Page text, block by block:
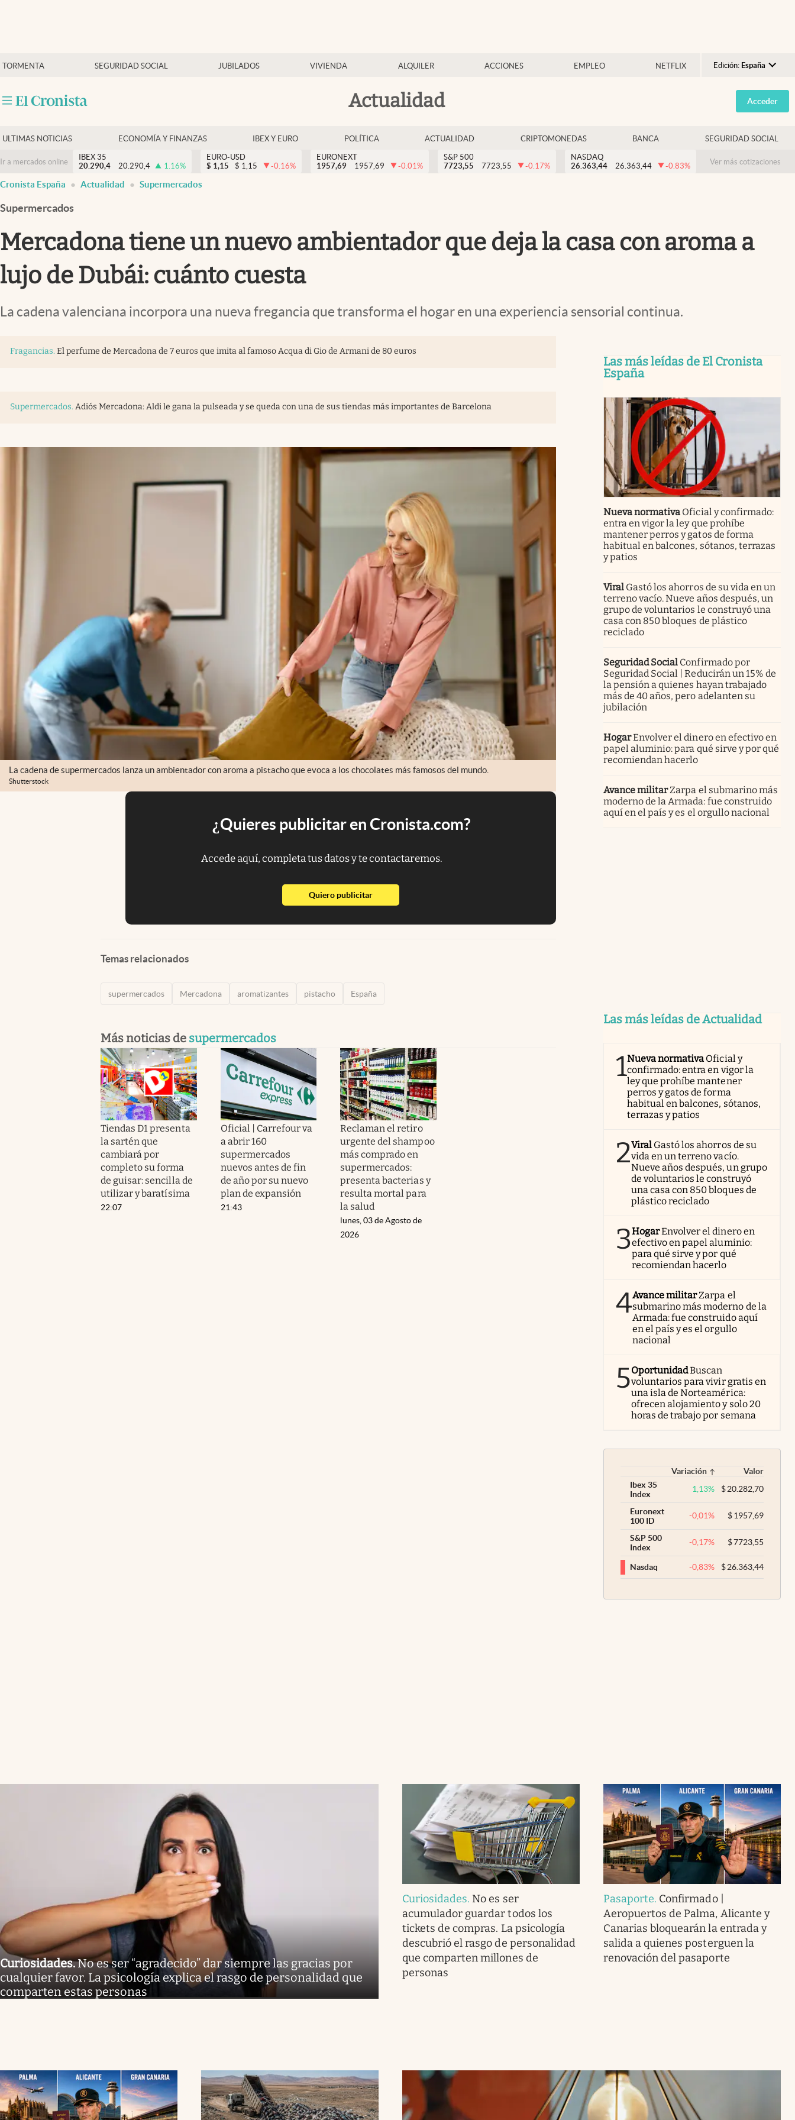
TORMENTA SEGURIDAD SOCIAL JUBILADOS VIVIENDA ALQUILER ACCIONES EMPLEO NETFLIX Edición: España
Argentina
España
USA
Colombia
Actualidad
Economía y finanzas
Criptomonedas
Acceder
ULTIMAS NOTICIAS ECONOMÍA Y FINANZAS IBEX Y EURO POLÍTICA ACTUALIDAD CRIPTOMONEDAS BANCA SEGURIDAD SOCIAL
Ir a mercados online
IBEX 35
20.290,4
20.290,4 1.16%
EURO-USD
$ 1,15 $ 1,15 -0.16%
EURONEXT
1957,69
1957,69 -0.01%
S&P 500
7723,55
7723,55 -0.17%
NASDAQ
26.363,44
26.363,44 -0.83% Ver más cotizaciones
Cronista España Actualidad Supermercados
Supermercados
Mercadona tiene un nuevo ambientador que deja la casa con aroma a
lujo de Dubái: cuánto cuesta
La cadena valenciana incorpora una nueva fregancia que transforma el hogar en una experiencia sensorial continua.
Fragancias. El perfume de Mercadona de 7 euros que imita al famoso Acqua di Gio de Armani de 80 euros
Supermercados. Adiós Mercadona: Aldi le gana la pulseada y se queda con una de sus tiendas más importantes de Barcelona
La cadena de supermercados lanza un ambientador con aroma a pistacho que evoca a los chocolates más famosos del mundo.
Shutterstock
¿Quieres publicitar en Cronista.com?
Accede aquí, completa tus datos y te contactaremos.
Quiero publicitarabre en nueva pestaña
Temas relacionados
supermercados Mercadona aromatizantes pistacho España
Más noticias de supermercados
Tiendas D1 presenta
la sartén que
cambiará por
completo su forma
de guisar: sencilla de
utilizar y baratísima
22:07
Oficial | Carrefour va
a abrir 160
supermercados
nuevos antes de fin
de año por su nuevo
plan de expansión
21:43
Reclaman el retiro
urgente del shampoo
más comprado en
supermercados:
presenta bacterias y
resulta mortal para
la salud
lunes, 03 de Agosto de
2026
Las más leídas de El Cronista
España
Nueva normativa Oficial y confirmado:
entra en vigor la ley que prohíbe
mantener perros y gatos de forma
habitual en balcones, sótanos, terrazas
y patios
Viral Gastó los ahorros de su vida en un
terreno vacío. Nueve años después, un
grupo de voluntarios le construyó una
casa con 850 bloques de plástico
reciclado
Seguridad Social Confirmado por
Seguridad Social | Reducirán un 15% de
la pensión a quienes hayan trabajado
más de 40 años, pero adelanten su
jubilación
HogarEnvolver el dinero en efectivo en
papel aluminio: para qué sirve y por qué
recomiendan hacerlo
Avance militarZarpa el submarino más
moderno de la Armada: fue construido
aquí en el país y es el orgullo nacional
Las más leídas de Actualidad
1Nueva normativa Oficial y
confirmado: entra en vigor la
ley que prohíbe mantener
perros y gatos de forma
habitual en balcones, sótanos,
terrazas y patios
2Viral Gastó los ahorros de su
vida en un terreno vacío.
Nueve años después, un grupo
de voluntarios le construyó
una casa con 850 bloques de
plástico reciclado
3HogarEnvolver el dinero en
efectivo en papel aluminio:
para qué sirve y por qué
recomiendan hacerlo
4Avance militarZarpa el
submarino más moderno de la
Armada: fue construido aquí
en el país y es el orgullo
nacional
5OportunidadBuscan
voluntarios para vivir gratis en
una isla de Norteamérica:
ofrecen alojamiento y solo 20
horas de trabajo por semana
Variación
Valor
Ibex 35
Index
1,13% $20.282,70
Euronext
100 ID
-0,01% $1957,69
S&P 500
Index
-0,17% $7723,55
Nasdaq -0,83% $26.363,44
Curiosidades.No es ser “agradecido” dar siempre las gracias por
cualquier favor. La psicología explica el rasgo de personalidad que
comparten estas personas
Curiosidades. No es ser
acumulador guardar todos los
tickets de compras. La psicología
descubrió el rasgo de personalidad
que comparten millones de
personas
Pasaporte. Confirmado |
Aeropuertos de Palma, Alicante y
Canarias bloquearán la entrada y
salida a quienes posterguen la
renovación del pasaporte